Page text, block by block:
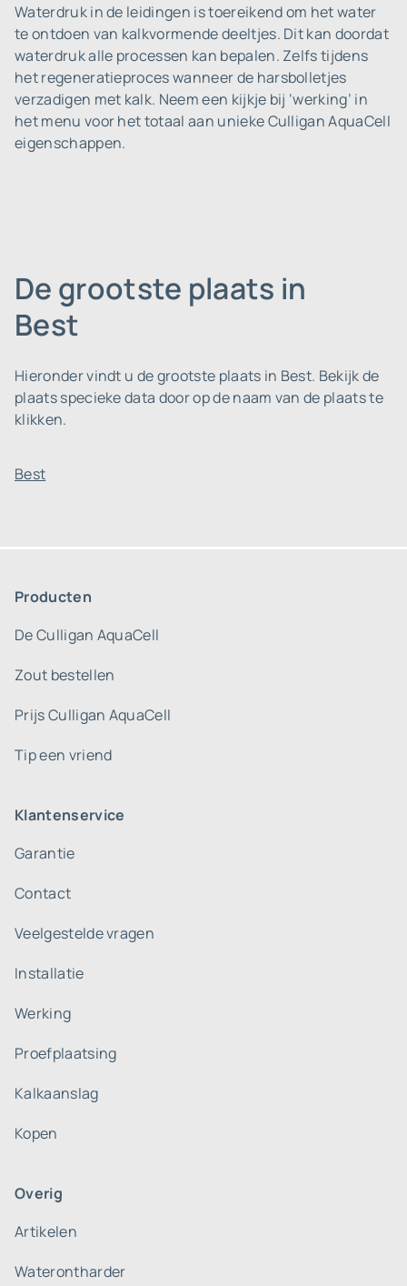
Waterdruk in de leidingen is toereikend om het water
te ontdoen van kalkvormende deeltjes. Dit kan doordat
waterdruk alle processen kan bepalen. Zelfs tijdens
het regeneratieproces wanneer de harsbolletjes
verzadigen met kalk. Neem een kijkje bij ‘werking’ in
het menu voor het totaal aan unieke Culligan AquaCell
eigenschappen.
De grootste plaats in
Best
Hieronder vindt u de grootste plaats in Best. Bekijk de
plaats specieke data door op de naam van de plaats te
klikken.
Best
Producten
De Culligan AquaCell
Zout bestellen
Prijs Culligan AquaCell
Tip een vriend
Klantenservice
Garantie
Contact
Veelgestelde vragen
Installatie
Werking
Proefplaatsing
Kalkaanslag
Kopen
Overig
Artikelen
Waterontharder